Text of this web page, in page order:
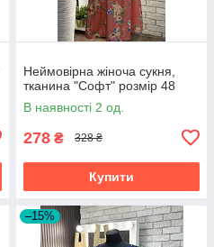
Неймовірна жіноча сукня,
тканина "Софт" розмір 48
В наявності 2 од.
278 ₴ 328 ₴
Купити
–15%